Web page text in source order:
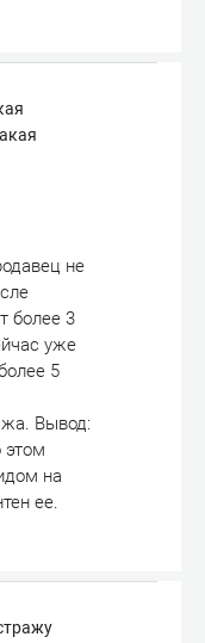
не
более 3
уже
5
Вывод:
этом
на
ее.